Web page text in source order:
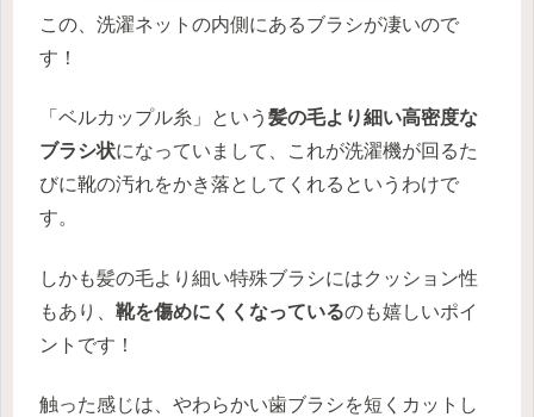
この、洗濯ネットの内側にあるブラシが凄いので
す！
「ベルカップル糸」という 髪の毛より細い高密度な
ブラシ状になっていまして、これが洗濯機が回るた
びに靴の汚れをかき落としてくれるというわけで
す。
しかも髪の毛より細い特殊ブラシにはクッション性
もあり、 靴を傷めにくくなっているのも嬉しいポイ
ントです！
触った感じは、やわらかい歯ブラシを短くカットし